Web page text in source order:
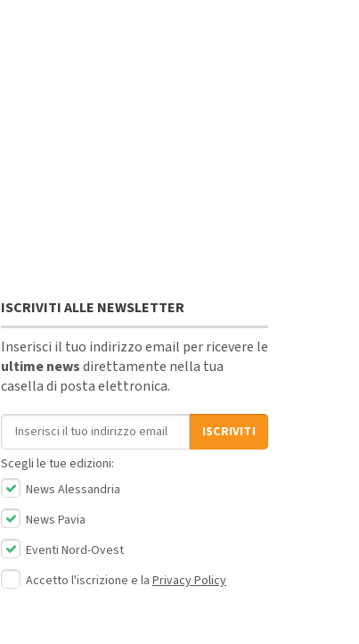
ISCRIVITI ALLE NEWSLETTER
Inserisci il tuo indirizzo email per ricevere le
ultime newsdirettamente nella tua
casella di posta elettronica.
Indirizzo email
ISCRIVITI
Scegli le tue edizioni:
News Alessandria
News Pavia
Eventi Nord-Ovest
Accetto l'iscrizione e la Privacy Policy